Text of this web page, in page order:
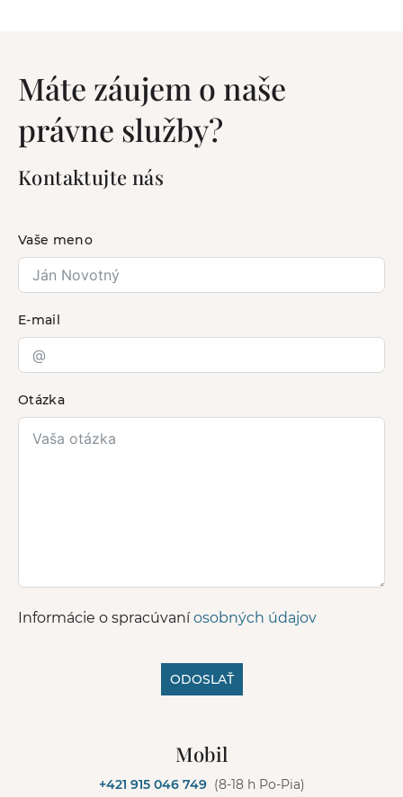
Máte záujem o naše
právne služby?
Kontaktujte nás
Vaše meno
E-mail
Otázka
Informácie o spracúvaníosobných údajov
ODOSLAŤ
Mobil
+421 915 046 749 (8-18 h Po-Pia)